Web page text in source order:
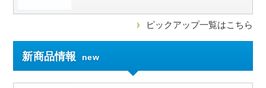
ピックアップ一覧はこちら
新商品情報 new